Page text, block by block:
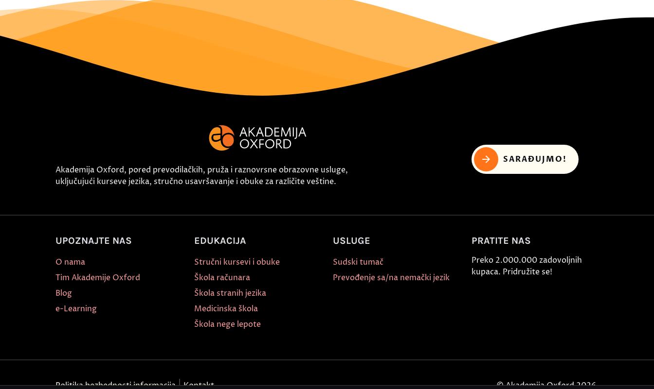
Akademija Oxford, pored prevodilačkih, pruža i raznovrsne obrazovne usluge,
uključujući kurseve jezika, stručno usavršavanje i obuke za različite veštine.
SARAĐUJMO!
UPOZNAJTE NAS
O nama
Tim Akademije Oxford
Blog
e-Learning
EDUKACIJA
Stručni kursevi i obuke
Škola računara
Škola stranih jezika
Medicinska škola
Škola nege lepote
USLUGE
Sudski tumač
Prevođenje sa/na nemački jezik
PRATITE NAS
Preko 2.000.000 zadovoljnih
kupaca. Pridružite se!
Politika bezbednosti informacija Kontakt © Akademija Oxford 2026.